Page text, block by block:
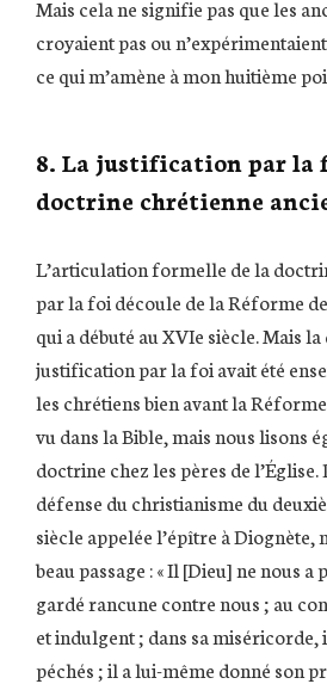
Mais cela ne signifie pas que les
croyaient pas ou
ce qui m’amène à mon huitième
8. La justification par la
doctrine chrétienne
L’articulation formelle de la
par la foi découle de la Réforme
qui a débuté au XVIe siècle. Mais
justification par la foi avait été
les chrétiens bien avant la
vu dans la Bible, mais nous lisons
doctrine chez les pères de
défense du christianisme du
siècle appelée l’épître à Diognète,
beau passage : « Il [Dieu] ne nous a
gardé rancune contre nous ; au
et indulgent ; dans sa miséricorde,
péchés ; il a lui-même donné son